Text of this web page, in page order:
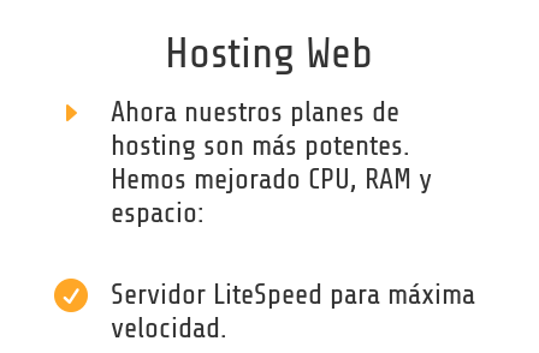
Hosting Web
E
Ahora nuestros planes de
hosting son más potentes.
Hemos mejorado CPU, RAM y
espacio:

Servidor LiteSpeed para máxima
velocidad.